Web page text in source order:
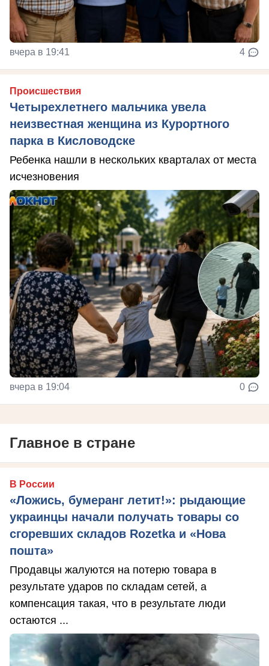
вчера в 19:41 4
Происшествия
Четырехлетнего мальчика увела
неизвестная женщина из Курортного
парка в Кисловодске
Ребенка нашли в нескольких кварталах от места
исчезновения
вчера в 19:04 0
Главное в стране
В России
«Ложись, бумеранг летит!»: рыдающие
украинцы начали получать товары со
сгоревших складов Rozetka и «Нова
пошта»
Продавцы жалуются на потерю товара в
результате ударов по складам сетей, а
компенсация такая, что в результате люди
остаются ...